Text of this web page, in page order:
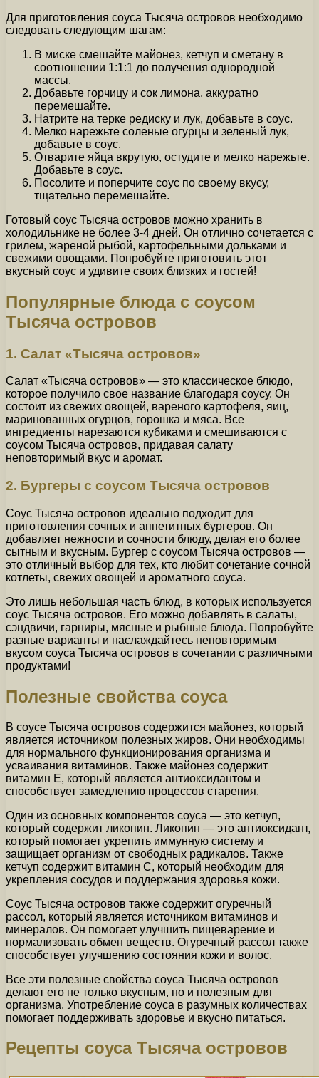
Для приготовления соуса Тысяча островов необходимо
следовать следующим шагам:
В миске смешайте майонез, кетчуп и сметану в
соотношении 1:1:1 до получения однородной
массы.
Добавьте горчицу и сок лимона, аккуратно
перемешайте.
Натрите на терке редиску и лук, добавьте в соус.
Мелко нарежьте соленые огурцы и зеленый лук,
добавьте в соус.
Отварите яйца вкрутую, остудите и мелко нарежьте.
Добавьте в соус.
Посолите и поперчите соус по своему вкусу,
тщательно перемешайте.
Готовый соус Тысяча островов можно хранить в
холодильнике не более 3-4 дней. Он отлично сочетается с
грилем, жареной рыбой, картофельными дольками и
свежими овощами. Попробуйте приготовить этот
вкусный соус и удивите своих близких и гостей!
Популярные блюда с соусом
Тысяча островов
1. Салат «Тысяча островов»
Салат «Тысяча островов» — это классическое блюдо,
которое получило свое название благодаря соусу. Он
состоит из свежих овощей, вареного картофеля, яиц,
маринованных огурцов, горошка и мяса. Все
ингредиенты нарезаются кубиками и смешиваются с
соусом Тысяча островов, придавая салату
неповторимый вкус и аромат.
2. Бургеры с соусом Тысяча островов
Соус Тысяча островов идеально подходит для
приготовления сочных и аппетитных бургеров. Он
добавляет нежности и сочности блюду, делая его более
сытным и вкусным. Бургер с соусом Тысяча островов —
это отличный выбор для тех, кто любит сочетание сочной
котлеты, свежих овощей и ароматного соуса.
Это лишь небольшая часть блюд, в которых используется
соус Тысяча островов. Его можно добавлять в салаты,
сэндвичи, гарниры, мясные и рыбные блюда. Попробуйте
разные варианты и наслаждайтесь неповторимым
вкусом соуса Тысяча островов в сочетании с различными
продуктами!
Полезные свойства соуса
В соусе Тысяча островов содержится майонез, который
является источником полезных жиров. Они необходимы
для нормального функционирования организма и
усваивания витаминов. Также майонез содержит
витамин Е, который является антиоксидантом и
способствует замедлению процессов старения.
Один из основных компонентов соуса — это кетчуп,
который содержит ликопин. Ликопин — это антиоксидант,
который помогает укрепить иммунную систему и
защищает организм от свободных радикалов. Также
кетчуп содержит витамин С, который необходим для
укрепления сосудов и поддержания здоровья кожи.
Соус Тысяча островов также содержит огуречный
рассол, который является источником витаминов и
минералов. Он помогает улучшить пищеварение и
нормализовать обмен веществ. Огуречный рассол также
способствует улучшению состояния кожи и волос.
Все эти полезные свойства соуса Тысяча островов
делают его не только вкусным, но и полезным для
организма. Употребление соуса в разумных количествах
помогает поддерживать здоровье и вкусно питаться.
Рецепты соуса Тысяча островов